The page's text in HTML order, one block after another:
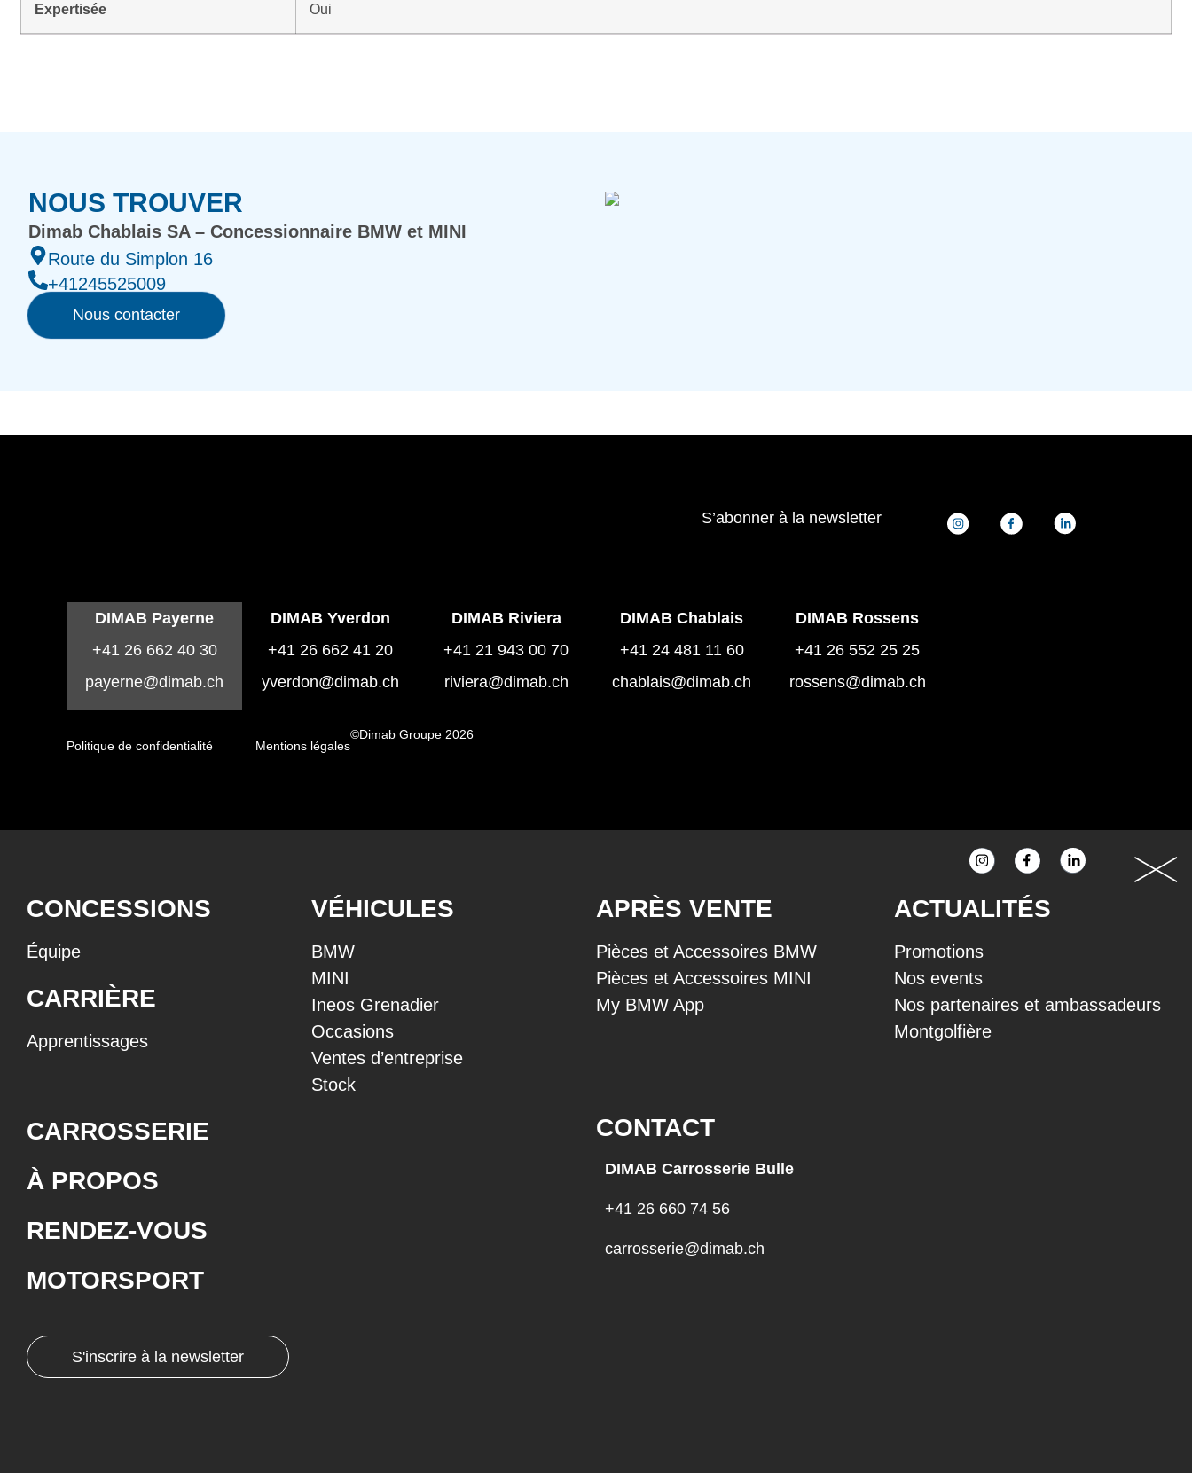
Expertisée Oui
NOUS TROUVER
Dimab Chablais SA – Concessionnaire BMW et MINI
Route du Simplon 16
+41245525009
Nous contacter
S’abonner à la newsletter
DIMAB Payerne
+41 26 662 40 30
payerne@dimab.ch
DIMAB Yverdon
+41 26 662 41 20
yverdon@dimab.ch
DIMAB Riviera
+41 21 943 00 70
riviera@dimab.ch
DIMAB Chablais
+41 24 481 11 60
chablais@dimab.ch
DIMAB Rossens
+41 26 552 25 25
rossens@dimab.ch
Politique de confidentialité Mentions légales
©Dimab Groupe 2026
CONCESSIONS
Équipe
CARRIÈRE
Apprentissages
VÉHICULES
BMW
MINI
Ineos Grenadier
Occasions
Ventes d’entreprise
Stock
APRÈS VENTE
Pièces et Accessoires BMW
Pièces et Accessoires MINI
My BMW App
ACTUALITÉS
Promotions
Nos events
Nos partenaires et ambassadeurs
Montgolfière
CARROSSERIE
À PROPOS
RENDEZ-VOUS
MOTORSPORT
CONTACT
DIMAB Carrosserie Bulle
+41 26 660 74 56
carrosserie@dimab.ch
S'inscrire à la newsletter